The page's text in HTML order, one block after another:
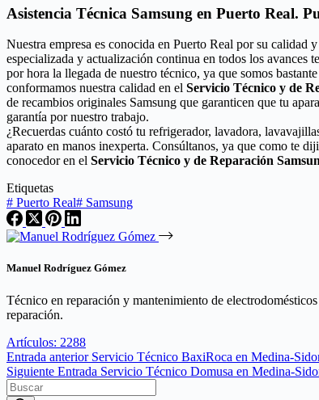
Asistencia Técnica Samsung en Puerto Real.
Nuestra empresa es conocida en Puerto Real por su calidad
especializada y actualización continua en todos los avances
por hora la llegada de nuestro técnico, ya que somos
conformamos nuestra calidad en el Servicio Técnico y de
de recambios originales Samsung que garanticen que tu
garantía por nuestro trabajo.
¿Recuerdas cuánto costó tu refrigerador, lavadora,
aparato en manos inexperta. Consúltanos, ya que como te
conocedor en el Servicio Técnico y de Reparación
Etiquetas
# Puerto Real# Samsung
Manuel Rodríguez Gómez
Técnico en reparación y mantenimiento de
reparación.
Artículos: 2288
Entrada anterior Servicio Técnico BaxiRoca en Medina-
Siguiente Entrada Servicio Técnico Domusa en Medina-